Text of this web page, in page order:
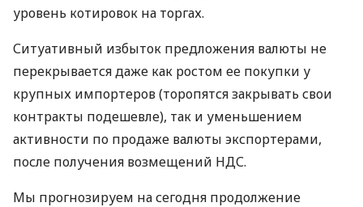
уровень котировок на торгах.
Ситуативный избыток предложения валюты не
перекрывается даже как ростом ее покупки у
крупных импортеров (торопятся закрывать свои
контракты подешевле), так и уменьшением
активности по продаже валюты экспортерами,
после получения возмещений НДС.
Мы прогнозируем на сегодня продолжение